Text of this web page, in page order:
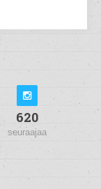
620
seuraajaa